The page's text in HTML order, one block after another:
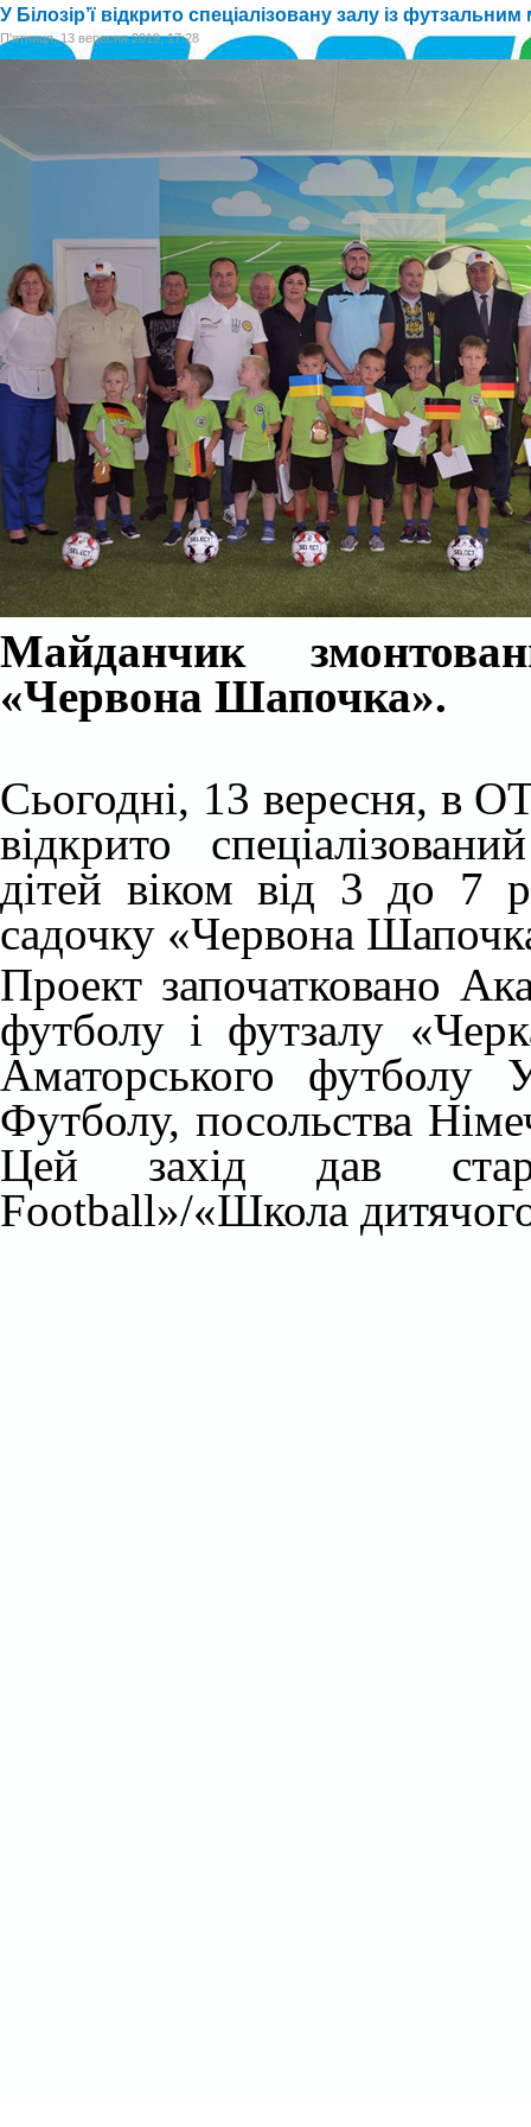
У Білозір’ї відкрито спеціалізовану залу із
П'ятниця, 13 вересня 2019, 17:28
Майданчик
«Червона Шапочка».
Сьогодні, 13 вересня, в
відкрито
дітей віком від 3 до 7
садочку «Червона
Проект започатковано
футболу і футзалу
Аматорського футболу
Футболу, посольства
Цей захід дав
Football»/«Школа